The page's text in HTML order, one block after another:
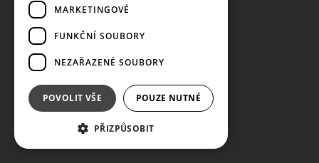
MARKETINGOVÉ
FUNKČNÍ SOUBORY
NEZAŘAZENÉ SOUBORY
POVOLIT VŠE POUZE NUTNÉ
PŘIZPŮSOBIT